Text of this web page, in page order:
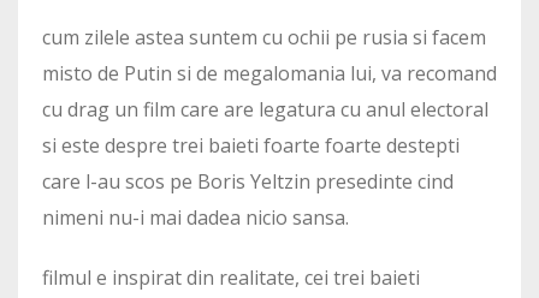
cum zilele astea suntem cu ochii pe rusia si facem
misto de Putin si de megalomania lui, va recomand
cu drag un film care are legatura cu anul electoral
si este despre trei baieti foarte foarte destepti
care l-au scos pe Boris Yeltzin presedinte cind
nimeni nu-i mai dadea nicio sansa.
filmul e inspirat din realitate, cei trei baieti